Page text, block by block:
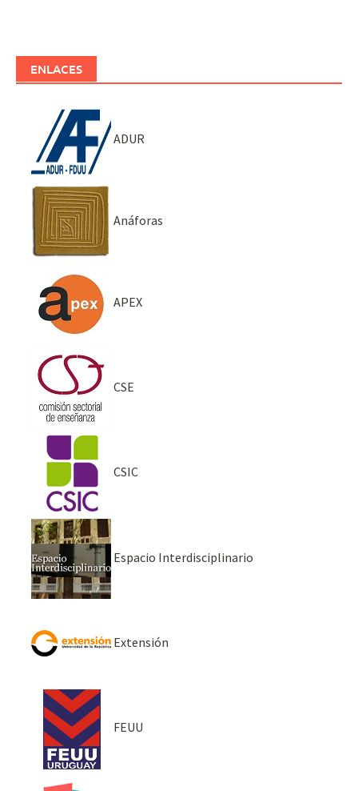
ENLACES
ADUR
Anáforas
APEX
CSE
CSIC
Espacio Interdisciplinario
Extensión
FEUU